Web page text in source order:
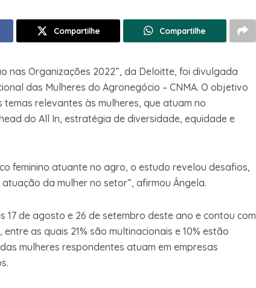
Compartilhe Compartilhe
nas Organizações 2022”, da Deloitte, foi divulgada
das Mulheres do Agronegócio – CNMA. O objetivo
relevantes às mulheres, que atuam no
do All In, estratégia de diversidade, equidade e
feminino atuante no agro, o estudo revelou desafios,
da mulher no setor”, afirmou Ângela.
de agosto e 26 de setembro deste ano e contou com
as quais 21% são multinacionais e 10% estão
mulheres respondentes atuam em empresas